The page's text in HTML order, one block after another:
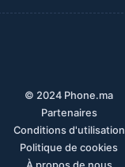
© 2024 Phone.ma
Partenaires
Conditions d'utilisation
Politique de cookies